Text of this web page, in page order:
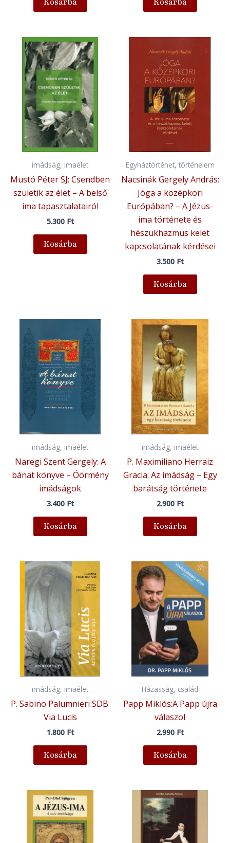
imádság, imaélet
Mustó Péter SJ: Csendben
születik az élet – A belső
ima tapasztalatairól
5.300 Ft
Kosárba
Egyháztörténet, történelem
Nacsinák Gergely András:
Jóga a középkori
Európában? – A Jézus-
ima története és
hészükhazmus kelet
kapcsolatának kérdései
3.500 Ft
Kosárba
imádság, imaélet
Naregi Szent Gergely: A
bánat könyve – Óörmény
imádságok
3.400 Ft
Kosárba
imádság, imaélet
P. Maximiliano Herraiz
Gracia: Az imádság – Egy
barátság története
2.900 Ft
Kosárba
imádság, imaélet
P. Sabino Palumnieri SDB:
Via Lucis
1.800 Ft
Kosárba
Házasság, család
Papp Miklós:A Papp újra
válaszol
2.990 Ft
Kosárba